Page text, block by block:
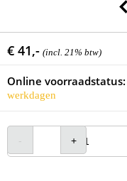
€ 41,- (incl. 21% btw)
Online voorraadstatus:
werkdagen